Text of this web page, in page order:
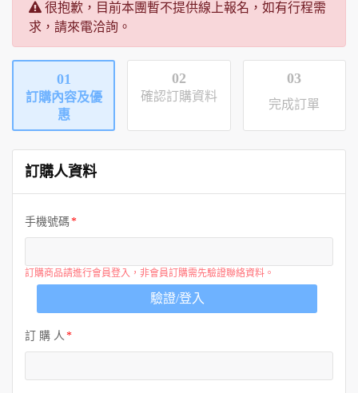
郵輪假期
海島假期
韓國
東南亞
美加紐澳
很抱歉，目前本團暫不提供線上報名，如有行程需
求，請來電洽詢。
01
訂購內容及優
惠
02
確認訂購資料
03
完成訂單
訂購人資料
手機號碼
訂購商品請進行會員登入，非會員訂購需先驗證聯絡資料。
驗證/登入
訂 購 人